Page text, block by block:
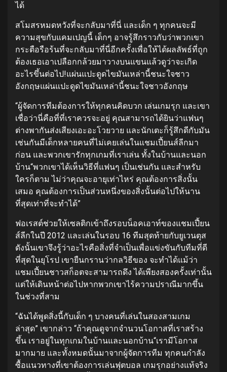
ได้
สโมสรหมดหวังที่จะกลับมาที่นี่ และเด็ก ๆ ทุกคนจะมี
ความสุขกับแคมเปญนี้ เด็กๆ อาจรู้สึกราวกับว่าพวกเขา
กระตือรือร้นที่จะกลับมาที่นี่อีกครั้งเพื่อให้ได้ผลลัพธ์ที่ถูก
ต้องเธอเอาเปลือกกล้วยมาวางบนแขนแล้วดูว่าจะเกิด
อะไรขึ้นต่อไป!แผ่นแปะดูดไขมันเหล่านี้ชนะใจชาว
อังกฤษแผ่นแปะดูดไขมันเหล่านี้ชนะใจชาวอังกฤษ
“ผู้จัดการทีมต้องการให้ทุกคนคิดบวก เล่นเกมรุก และเขา
เชื่อว่านี่คือที่ที่เราควรจะอยู่ คุณสามารถได้ยินว่าแฟนๆ
ต่างพากันส่งเสียงเอะอะโวยวาย และนักเตะก็รู้สึกดีกับมัน
เช่นกันมีเด็กหลายคนที่ไม่เคยเล่นในแชมเปี้ยนส์ลีกมา
ก่อน และพวกเขารักทุกเกมที่เราเล่น ทั้งในบ้านและนอก
บ้าน“พวกเขาได้เห็นวิธีที่แฟนๆ เป็นเช่นกัน และสำหรับ
ใครก็ตาม ไม่ว่าคุณจะอายุเท่าไหร่ คุณต้องการสิ่งนั้น
เสมอ คุณต้องการเป็นส่วนหนึ่งของสิ่งนั้นต่อไปให้นาน
ที่สุดเท่าที่จะทำได้”
ฟอเรสต์ช่วยให้เซลติกเข้าถึงรอบน็อคเอาท์ของแชมเปี้ยน
ส์ลีกในปี 2012 และเล่นในรอบ 16 ทีมสุดท้ายกับยูเวนตุส
ดังนั้นเขาจึงรู้ว่าอะไรคือสิ่งที่จำเป็นเพื่อแข่งขันกับทีมที่ดี
ที่สุดในยุโรป เขายืนกรานว่ากลวิธีของ จะทำได้แม้ว่า
แชมเปี้ยนชาวสก็อตจะสามารถดึง ได้เพียงสองครั้งเท่านั้น
แต่ให้เดินหน้าต่อไปหากพวกเขาไร้ความปราณีมากขึ้น
ในช่วงที่สาม
“ฉันได้พูดสิ่งนี้กับเด็ก ๆ บางคนที่เล่นในสองสามเกม
ล่าสุด” เขากล่าว “ถ้าคุณดูจากจำนวนโอกาสที่เราสร้าง
ขึ้น เราอยู่ในทุกเกมในบ้านและนอกบ้าน“เรามีโอกาส
มากมาย และทั้งหมดนั้นมาจากผู้จัดการทีม ทุกคนกำลัง
ซื้อแนวทางที่เขาต้องการเล่นฟุตบอล เกมรุกอย่างแท้จริง